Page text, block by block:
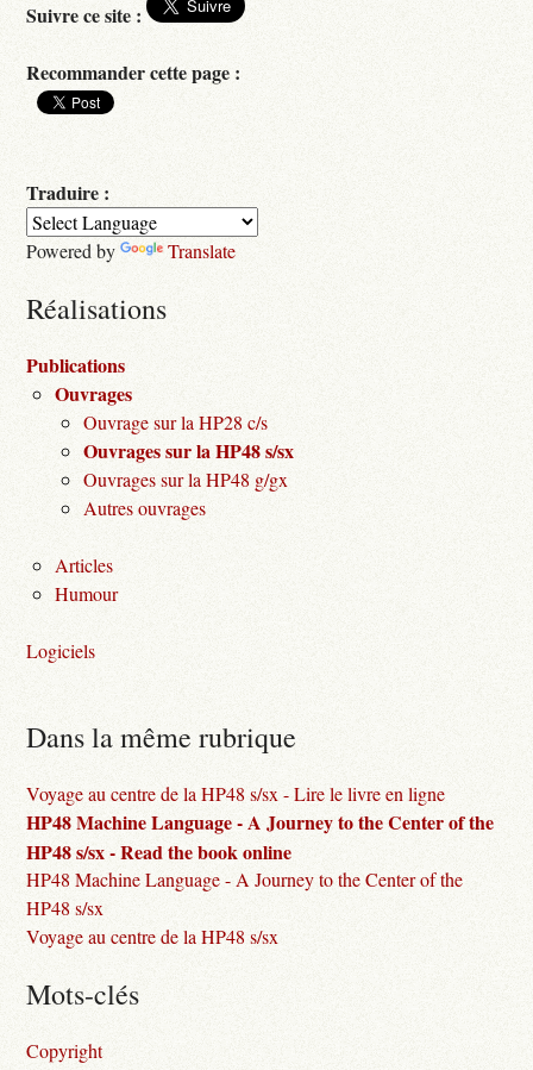
Suivre ce site :
Recommander cette page :
Traduire :
Powered by Translate
Réalisations
Publications
Ouvrages
Ouvrage sur la HP28 c/s
Ouvrages sur la HP48 s/sx
Ouvrages sur la HP48 g/gx
Autres ouvrages
Articles
Humour
Logiciels
Dans la même rubrique
Voyage au centre de la HP48 s/sx - Lire le livre en ligne
HP48 Machine Language - A Journey to the Center of the
HP48 s/sx - Read the book online
HP48 Machine Language - A Journey to the Center of the
HP48 s/sx
Voyage au centre de la HP48 s/sx
Mots-clés
Copyright